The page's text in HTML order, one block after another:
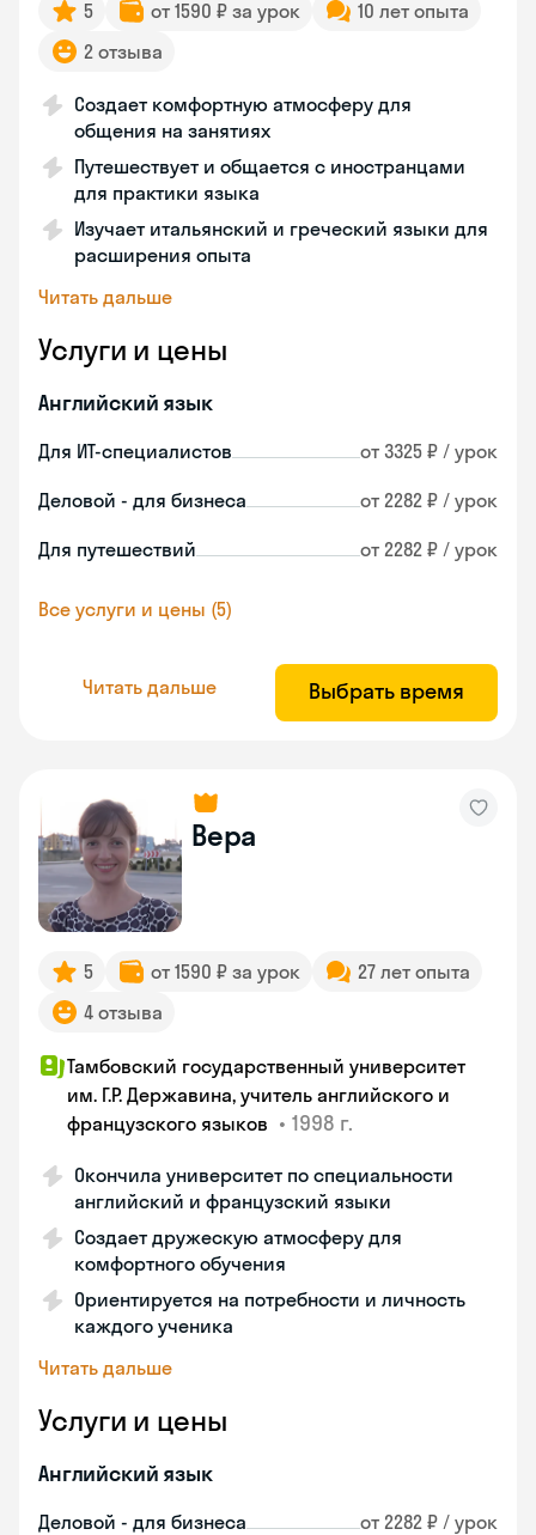
5 от 1590 ₽ за урок
10 лет опыта
2 отзыва
Создает комфортную атмосферу для
общения на занятиях
Путешествует и общается с иностранцами
для практики языка
Изучает итальянский и греческий языки для
расширения опыта
Читать дальше
Услуги и цены
Английский язык
Для ИТ-специалистов от 3325 ₽ / урок
Деловой - для бизнеса от 2282 ₽ / урок
Для путешествий от 2282 ₽ / урок
Все услуги и цены (5)
Читать дальше Выбрать время
Вера
5 от 1590 ₽ за урок
27 лет опыта
4 отзыва
Тамбовский государственный университет
им. Г.Р. Державина, учитель английского и
французского языков • 1998 г.
Окончила университет по специальности
английский и французский языки
Создает дружескую атмосферу для
комфортного обучения
Ориентируется на потребности и личность
каждого ученика
Читать дальше
Услуги и цены
Английский язык
Деловой - для бизнеса от 2282 ₽ / урок